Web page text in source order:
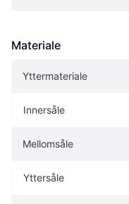
Materiale
Yttermateriale
Innersåle
Mellomsåle
Yttersåle